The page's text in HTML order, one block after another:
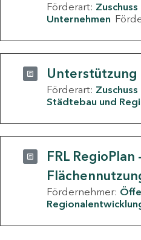
Förderart: Zuschuss
Unternehmen
Unterstützung
Förderart: Zuschuss
Städtebau und
FRL
Fördernehmer: